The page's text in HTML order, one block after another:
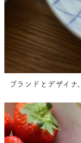
ブランドとデザイナ